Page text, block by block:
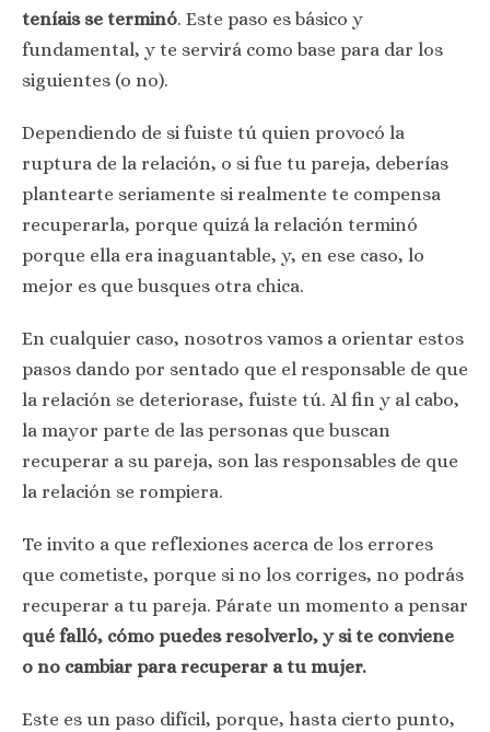
teníais se terminó. Este paso es básico y
fundamental, y te servirá como base para dar los
siguientes (o no).
Dependiendo de si fuiste tú quien provocó la
ruptura de la relación, o si fue tu pareja, deberías
plantearte seriamente si realmente te compensa
recuperarla, porque quizá la relación terminó
porque ella era inaguantable, y, en ese caso, lo
mejor es que busques otra chica.
En cualquier caso, nosotros vamos a orientar estos
pasos dando por sentado que el responsable de que
la relación se deteriorase, fuiste tú. Al fin y al cabo,
la mayor parte de las personas que buscan
recuperar a su pareja, son las responsables de que
la relación se rompiera.
Te invito a que reflexiones acerca de los errores
que cometiste, porque si no los corriges, no podrás
recuperar a tu pareja. Párate un momento a pensar
qué falló, cómo puedes resolverlo, y si te conviene
o no cambiar para recuperar a tu mujer.
Este es un paso difícil, porque, hasta cierto punto,